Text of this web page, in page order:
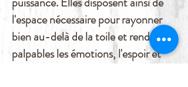
l'espace nécessaire pour rayonner
bien au-delà de la toile et rendre
palpables les émotions, l'espoir et